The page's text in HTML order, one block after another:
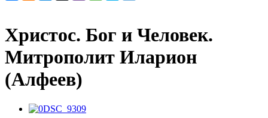
Христос. Бог и Человек.
Митрополит Иларион
(Алфеев)